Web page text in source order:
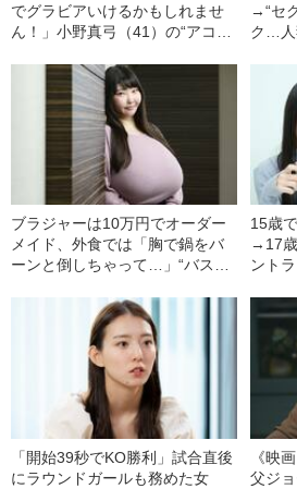
でグラビアいけるかもしれませ
ん！」小野真弓（41）の“アコム
→“セ
ク…人
ブラジャーは10万円でオーダー
メイド、外食では「胸で鍋をバ
ーンと倒しちゃって…」“バスト
15歳
→17
ント
丈”人生
「開始39秒でKO勝利」試合直後
にラウンドガールも務めた女
《映
父ジ